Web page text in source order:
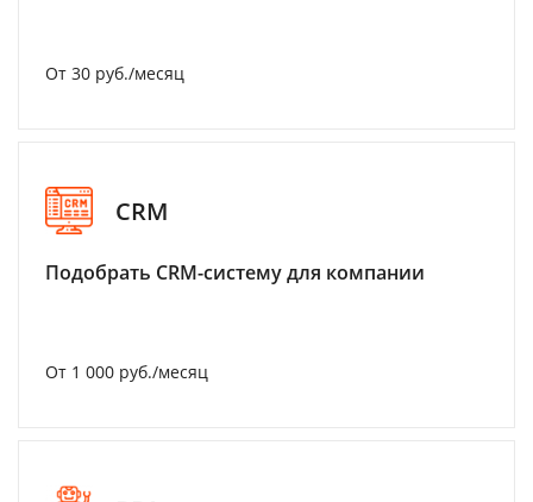
От 30 руб./месяц
CRM
Подобрать CRM-систему для компании
От 1 000 руб./месяц